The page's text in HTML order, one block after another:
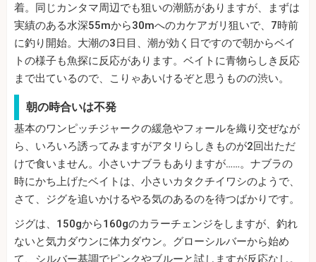
着。同じカンタマ周辺でも狙いの潮筋がありますが、まずは
実績のある水深55mから30mへのカケアガリ狙いで、7時前
に釣り開始。大潮の3日目、潮が効く日ですので朝からベイ
トの様子も魚探に反応があります。ベイトに青物らしき反応
まで出ているので、こりゃあいけるぞと思うものの渋い。
朝の時合いは不発
基本のワンピッチジャークの緩急やフォールを織り交ぜなが
ら、いろいろ誘ってみますがアタリらしきものが2回出ただ
けで食いません。小さいナブラもありますが……。ナブラの
時にかち上げたベイトは、小さいカタクチイワシのようで、
さて、ジグを追いかけるやる気のあるのを待つばかりです。
ジグは、150gから160gのカラーチェンジをしますが、釣れ
ないと気力ダウンに体力ダウン。グローシルバーから始め
て、シルバー基調でピンクやブルーと試しますが反応なし。